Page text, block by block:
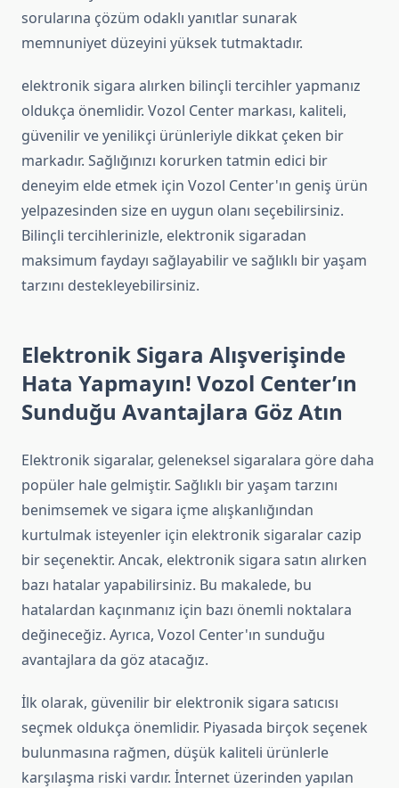
sorularına çözüm odaklı yanıtlar sunarak
memnuniyet düzeyini yüksek tutmaktadır.
elektronik sigara alırken bilinçli tercihler yapmanız
oldukça önemlidir. Vozol Center markası, kaliteli,
güvenilir ve yenilikçi ürünleriyle dikkat çeken bir
markadır. Sağlığınızı korurken tatmin edici bir
deneyim elde etmek için Vozol Center'ın geniş ürün
yelpazesinden size en uygun olanı seçebilirsiniz.
Bilinçli tercihlerinizle, elektronik sigaradan
maksimum faydayı sağlayabilir ve sağlıklı bir yaşam
tarzını destekleyebilirsiniz.
Elektronik Sigara Alışverişinde
Hata Yapmayın! Vozol Center’ın
Sunduğu Avantajlara Göz Atın
Elektronik sigaralar, geleneksel sigaralara göre daha
popüler hale gelmiştir. Sağlıklı bir yaşam tarzını
benimsemek ve sigara içme alışkanlığından
kurtulmak isteyenler için elektronik sigaralar cazip
bir seçenektir. Ancak, elektronik sigara satın alırken
bazı hatalar yapabilirsiniz. Bu makalede, bu
hatalardan kaçınmanız için bazı önemli noktalara
değineceğiz. Ayrıca, Vozol Center'ın sunduğu
avantajlara da göz atacağız.
İlk olarak, güvenilir bir elektronik sigara satıcısı
seçmek oldukça önemlidir. Piyasada birçok seçenek
bulunmasına rağmen, düşük kaliteli ürünlerle
karşılaşma riski vardır. İnternet üzerinden yapılan